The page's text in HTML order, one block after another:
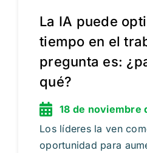
La IA puede
tiempo en el
pregunta es:
qué?
18 de noviembre
Los líderes la ven
oportunidad para